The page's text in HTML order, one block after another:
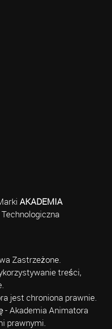
AKADEMIA
Zastrzeżone.
treści,
jest chroniona prawnie.
- Akademia Animatora
prawnymi.